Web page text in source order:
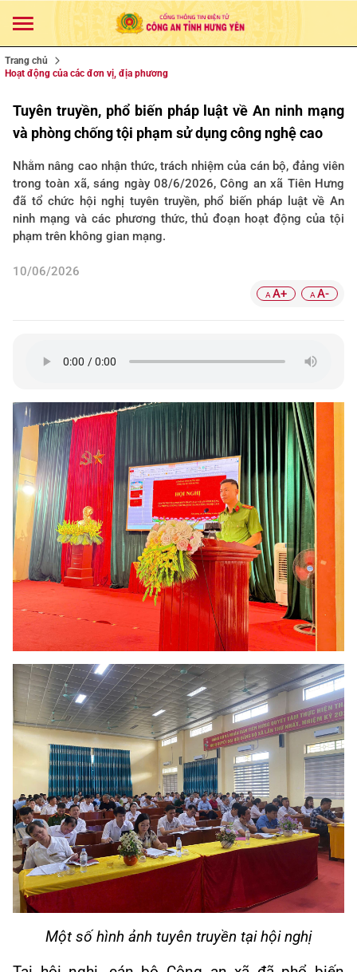
Trang chủ
Hoạt động của các đơn vị, địa phương
Tuyên truyền, phổ biến pháp luật về An ninh mạng
và phòng chống tội phạm sử dụng công nghệ cao
Nhằm nâng cao nhận thức, trách nhiệm của cán bộ, đảng viên
trong toàn xã, sáng ngày 08/6/2026, Công an xã Tiên Hưng
đã tổ chức hội nghị tuyên truyền, phổ biến pháp luật về An
ninh mạng và các phương thức, thủ đoạn hoạt động của tội
phạm trên không gian mạng.
10/06/2026
A A+ A A-
Một số hình ảnh tuyên truyền tại hội nghị